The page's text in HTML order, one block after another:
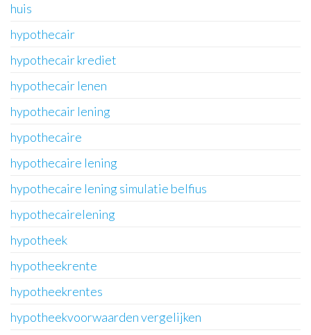
huis
hypothecair
hypothecair krediet
hypothecair lenen
hypothecair lening
hypothecaire
hypothecaire lening
hypothecaire lening simulatie belfius
hypothecairelening
hypotheek
hypotheekrente
hypotheekrentes
hypotheekvoorwaarden vergelijken